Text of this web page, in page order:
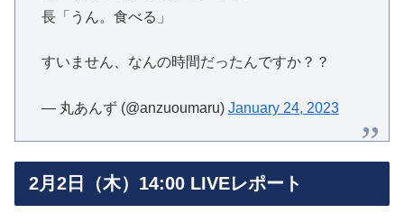
長「うん。食べる」
すいません、なんの時間だったんですか？？
— 丸あんず (@anzuoumaru) January 24, 2023
2月2日（木）14:00 LIVEレポート